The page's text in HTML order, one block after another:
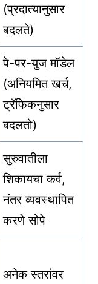
(प्रदात्यानुसार
बदलते)
पे-पर-युज मॉडेल
(अनियमित खर्च,
ट्रॅफिकनुसार
बदलतो)
सुरुवातीला
शिकायचा कर्व,
नंतर व्यवस्थापित
करणे सोपे
अनेक स्तरांवर